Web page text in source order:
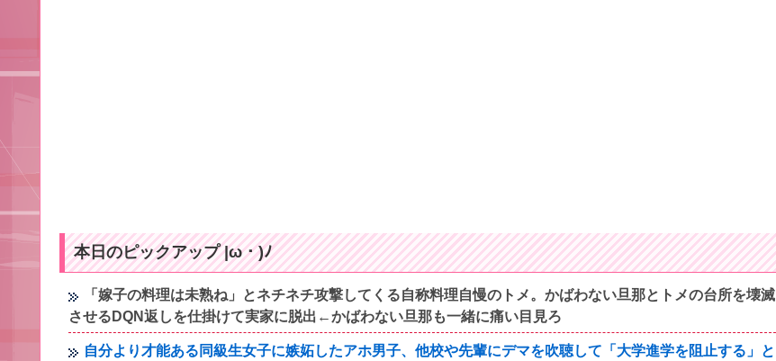
本日のピックアップ |ω・)ﾉ
「嫁子の料理は未熟ね」とネチネチ攻撃してくる自称料理自慢のトメ。かばわない旦那とトメの台所を壊滅
させるDQN返しを仕掛けて実家に脱出←かばわない旦那も一緒に痛い目見ろ
自分より才能ある同級生女子に嫉妬したアホ男子、他校や先輩にデマを吹聴して「大学進学を阻止する」と